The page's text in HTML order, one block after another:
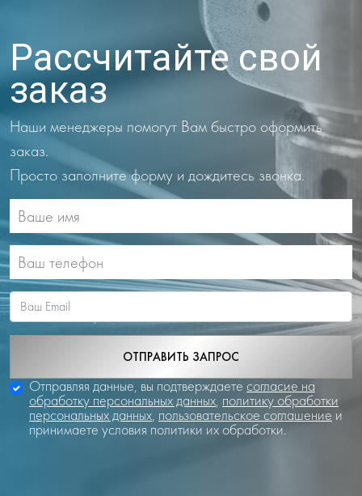
Рассчитайте свой
заказ
Наши менеджеры помогут Вам быстро оформить
заказ.
Просто заполните форму и дождитесь звонка.
ОТПРАВИТЬ ЗАПРОС
Отправляя данные, вы подтверждаете согласие на
обработку персональных данных, политику обработки
персональных данных, пользовательское соглашение и
принимаете условия политики их обработки.